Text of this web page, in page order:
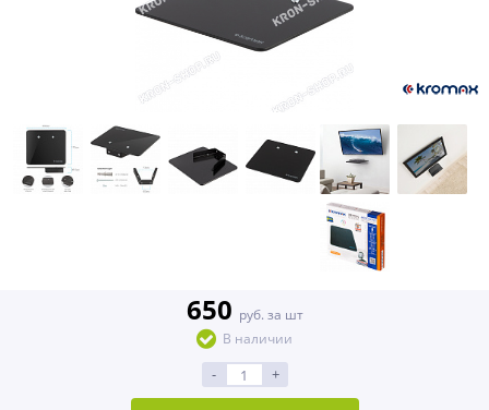
650 руб. за шт
В наличии
- +